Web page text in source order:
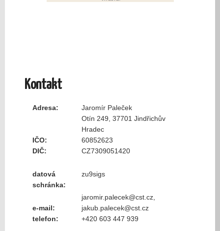
Kontakt
Adresa:
Jaromír Paleček
Otín 249, 37701 Jindřichův
Hradec
IČO:
DIČ:
datová
schránka:
e-mail:
telefon:
60852623
CZ7309051420
zu9sigs
jaromir.palecek@cst.cz,
jakub.palecek@cst.cz
+420 603 447 939